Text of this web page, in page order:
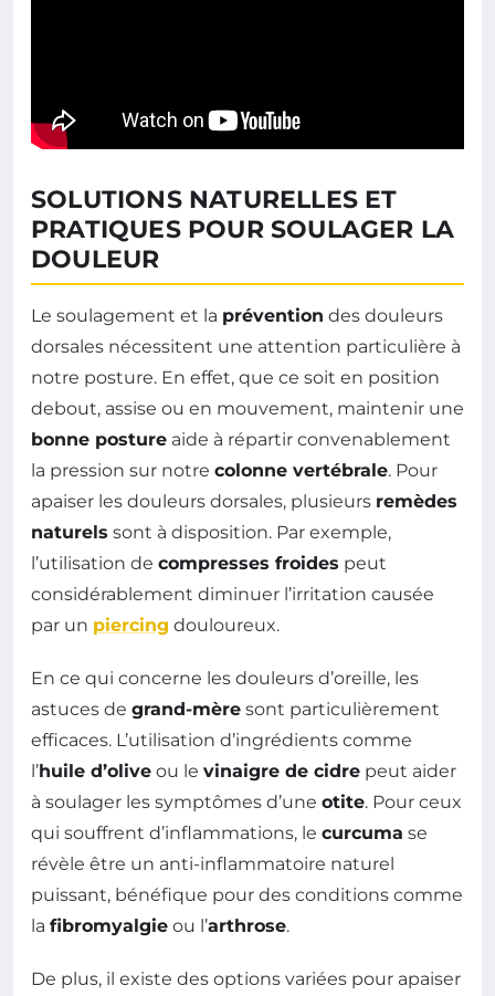
SOLUTIONS NATURELLES ET
PRATIQUES POUR SOULAGER LA
DOULEUR
Le soulagement et la prévention des douleurs
dorsales nécessitent une attention particulière à
notre posture. En effet, que ce soit en position
debout, assise ou en mouvement, maintenir une
bonne posture aide à répartir convenablement
la pression sur notre colonne vertébrale. Pour
apaiser les douleurs dorsales, plusieurs remèdes
naturels sont à disposition. Par exemple,
l’utilisation de compresses froides peut
considérablement diminuer l’irritation causée
par un piercing douloureux.
En ce qui concerne les douleurs d’oreille, les
astuces de grand-mère sont particulièrement
efficaces. L’utilisation d’ingrédients comme
l’huile d’olive ou le vinaigre de cidre peut aider
à soulager les symptômes d’une otite. Pour ceux
qui souffrent d’inflammations, le curcuma se
révèle être un anti-inflammatoire naturel
puissant, bénéfique pour des conditions comme
la fibromyalgie ou l’arthrose.
De plus, il existe des options variées pour apaiser